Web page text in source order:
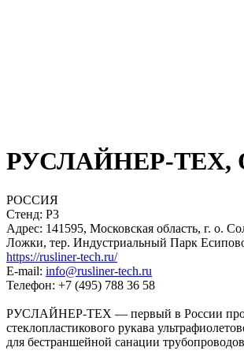
РУСЛАЙНЕР-ТЕХ,
РОССИЯ
Стенд: Р3
Адрес: 141595, Московская область, г. о.
Ложки, тер. Индустриальный Парк
https://rusliner-tech.ru/
E-mail: info@rusliner-tech.ru
Телефон: +7 (495) 788 36 58
РУСЛАЙНЕР-ТЕХ — первый в России
стеклопластикового рукава
для бестраншейной санации